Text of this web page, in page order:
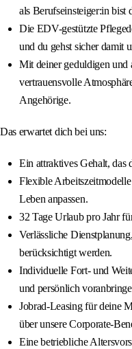
als Berufseinsteiger:in
Die EDV-gestützte
und du gehst sicher damit
Mit deiner geduldigen und
vertrauensvolle
Angehörige.
Das erwartet dich bei uns:
Ein attraktives Gehalt,
Flexible
Leben anpassen.
32 Tage Urlaub pro Jahr
Verlässliche
berücksichtigt werden.
Individuelle Fort- und
und persönlich
Jobrad-Leasing für deine
über unsere Corporate-
Eine betriebliche